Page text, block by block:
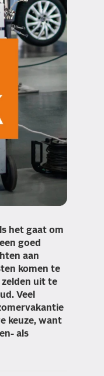
het gaat om
goed
aan
komen te
uit te
Veel
keuze, want
als